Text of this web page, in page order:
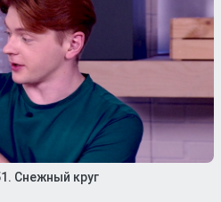
Снежный круг